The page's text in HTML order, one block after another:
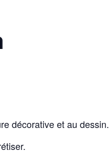
décorative et au dessin.